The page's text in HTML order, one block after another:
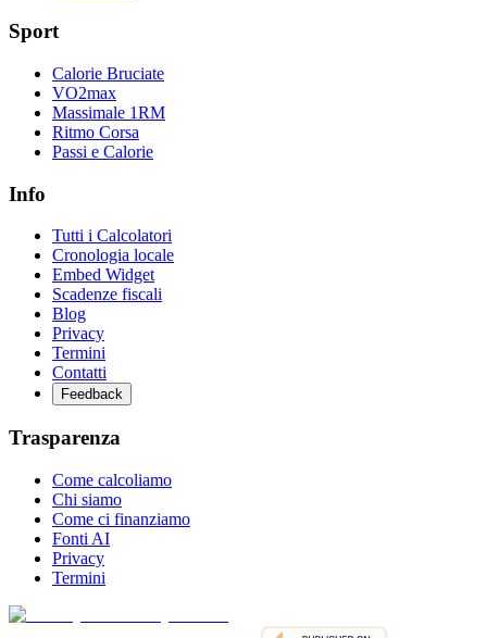
Sport
Calorie Bruciate
VO2max
Massimale 1RM
Ritmo Corsa
Passi e Calorie
Info
Tutti i Calcolatori
Cronologia locale
Embed Widget
Scadenze fiscali
Blog
Privacy
Termini
Contatti
Feedback
Trasparenza
Come calcoliamo
Chi siamo
Come ci finanziamo
Fonti AI
Privacy
Termini